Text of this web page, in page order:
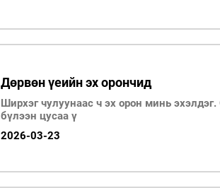
Дөрвөн үеийн эх орончид
Ширхэг чулуунаас ч эх орон минь
бүлээн цусаа ү
2026-03-23